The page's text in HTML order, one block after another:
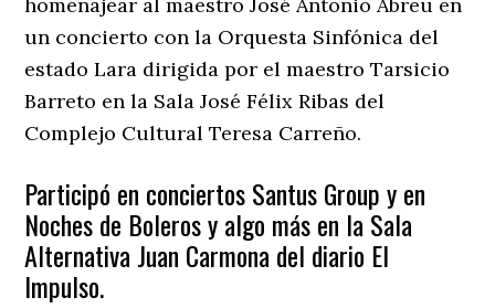
homenajear al maestro José Antonio Abreu en
un concierto con la Orquesta Sinfónica del
estado Lara dirigida por el maestro Tarsicio
Barreto en la Sala José Félix Ribas del
Complejo Cultural Teresa Carreño.
Participó en conciertos Santus Group y en
Noches de Boleros y algo más en la Sala
Alternativa Juan Carmona del diario El
Impulso.